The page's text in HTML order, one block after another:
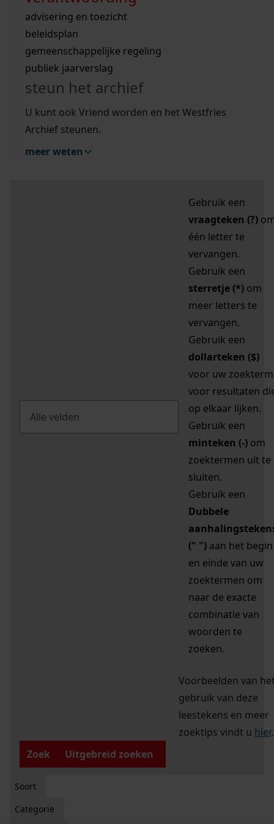
bouwvergunningen
omgevingsvergunningen
vergunningen
beeld en geluid
uitleg nodig?
Wij helpen u op weg met een aantal zoektips.
bekijk alle zoektips
Wij helpen u op weg met een aantal zoektips.
bekijk alle zoektips
bekijk ons geschiedenislokaal
advisering en toezicht
beleidsplan
gemeenschappelijke regeling
publiek jaarverslag
steun het archief
U kunt ook Vriend worden en het Westfries
Archief steunen.
meer weten
zoektips
Mijn Studiezaal (inloggen)
uw zoekopdracht te
Gebruik een
vraagteken (?)
één letter te
vervangen.
Gebruik een
sterretje (*) om
meer letters te
vervangen.
Gebruik een
dollarteken ($)
voor uw zoekterm
voor resultaten
op elkaar lijken.
Gebruik een
minteken (-) om
zoektermen uit te
sluiten.
Gebruik een
Dubbele
(" ") aan het begin
en einde van uw
zoektermen om
naar de exacte
combinatie van
woorden te
zoeken.
Voorbeelden van
gebruik van deze
leestekens en meer
zoektips vindt u hier.
Zoek
Uitgebreid zoeken
Soort
Categorie